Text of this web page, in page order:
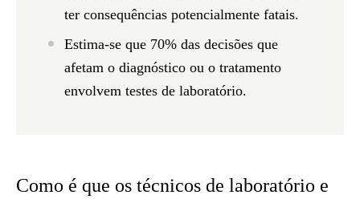
ter consequências potencialmente fatais.
Estima-se que 70% das decisões que
afetam o diagnóstico ou o tratamento
envolvem testes de laboratório.
Como é que os técnicos de laboratório e